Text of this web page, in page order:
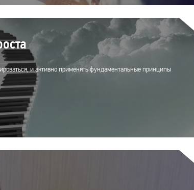
и активно применять фундаментальные принципы